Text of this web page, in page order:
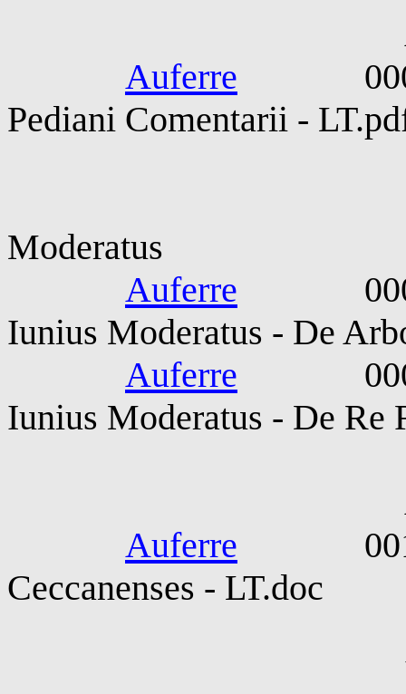
Asconius.
Auferre 0003-
Pediani Comentarii -
Moderatus
Auferre 0004-
Iunius Moderatus - De
Auferre 0004-
Iunius Moderatus - De Re
Auferre 0012-
Ceccanenses - LT.doc
Valerius